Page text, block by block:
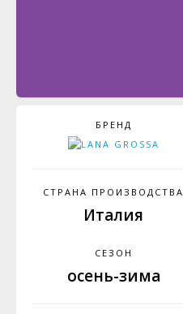
БРЕНД
СТРАНА ПРОИЗВОДСТВА
Италия
СЕЗОН
осень-зима